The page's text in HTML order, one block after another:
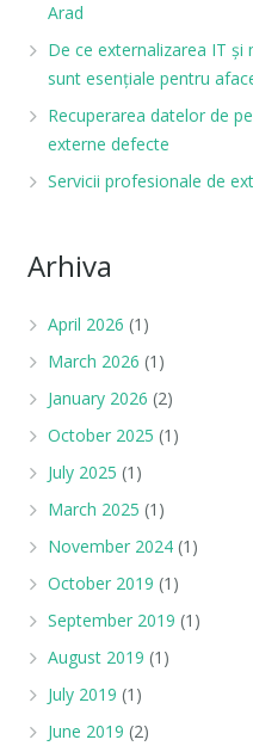
Arad
De ce externalizarea IT și
sunt esențiale pentru
Recuperarea datelor de
externe defecte
Servicii profesionale de
Arhiva
April 2026 (1)
March 2026 (1)
January 2026 (2)
October 2025 (1)
July 2025 (1)
March 2025 (1)
November 2024(1)
October 2019 (1)
September 2019 (1)
August 2019 (1)
July 2019 (1)
June 2019 (2)